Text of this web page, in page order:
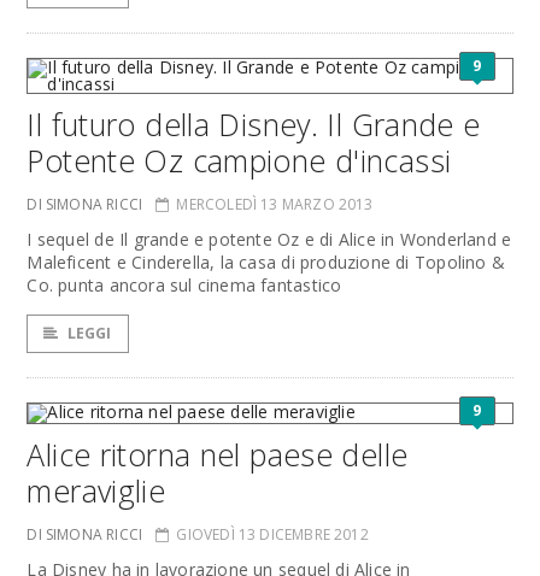
9
Il futuro della Disney. Il Grande e
Potente Oz campione d'incassi
DI SIMONA RICCI MERCOLEDÌ 13 MARZO 2013
I sequel de Il grande e potente Oz e di Alice in Wonderland e
Maleficent e Cinderella, la casa di produzione di Topolino &
Co. punta ancora sul cinema fantastico
LEGGI
9
Alice ritorna nel paese delle
meraviglie
DI SIMONA RICCI GIOVEDÌ 13 DICEMBRE 2012
La Disney ha in lavorazione un sequel di Alice in